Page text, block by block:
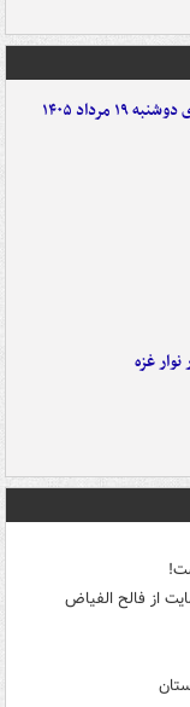
مرداد ۱۴۰۵
غزه
از فالح الفیاض